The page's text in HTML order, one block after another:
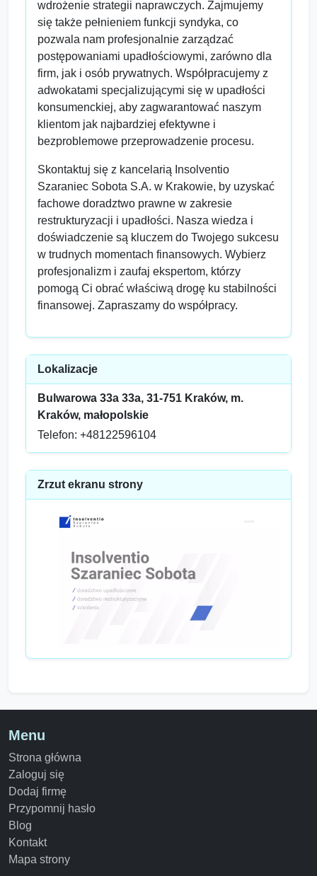
wdrożenie strategii naprawczych. Zajmujemy
się także pełnieniem funkcji syndyka, co
pozwala nam profesjonalnie zarządzać
postępowaniami upadłościowymi, zarówno dla
firm, jak i osób prywatnych. Współpracujemy z
adwokatami specjalizującymi się w upadłości
konsumenckiej, aby zagwarantować naszym
klientom jak najbardziej efektywne i
bezproblemowe przeprowadzenie procesu.
Skontaktuj się z kancelarią Insolventio
Szaraniec Sobota S.A. w Krakowie, by uzyskać
fachowe doradztwo prawne w zakresie
restrukturyzacji i upadłości. Nasza wiedza i
doświadczenie są kluczem do Twojego sukcesu
w trudnych momentach finansowych. Wybierz
profesjonalizm i zaufaj ekspertom, którzy
pomogą Ci obrać właściwą drogę ku stabilności
finansowej. Zapraszamy do współpracy.
Lokalizacje
Bulwarowa 33a 33a, 31-751 Kraków, m.
Kraków, małopolskie
Telefon: +48122596104
Zrzut ekranu strony
Menu
Strona główna
Zaloguj się
Dodaj firmę
Przypomnij hasło
Blog
Kontakt
Mapa strony